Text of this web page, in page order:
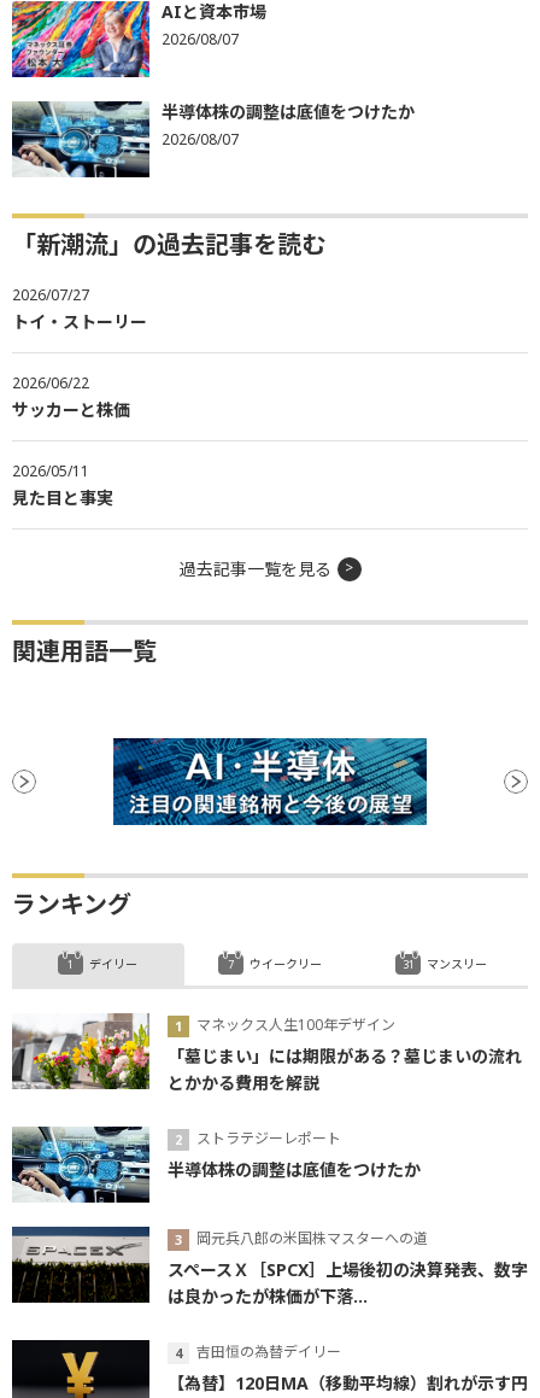
AIと資本市場
2026/08/07
半導体株の調整は底値をつけたか
2026/08/07
「新潮流」の過去記事を読む
2026/07/27
トイ・ストーリー
2026/06/22
サッカーと株価
2026/05/11
見た目と事実
過去記事一覧を見る
関連用語一覧
ランキング
デイリー
マネックス人生100年デザイン
「墓じまい」には期限がある？墓じまいの流れ
とかかる費用を解説
ストラテジーレポート
半導体株の調整は底値をつけたか
岡元兵八郎の米国株マスターへの道
スペースＸ［SPCX］上場後初の決算発表、数字
は良かったが株価が下落...
吉田恒の為替デイリー
【為替】120日MA（移動平均線）割れが示す円
ウイークリー マンスリー